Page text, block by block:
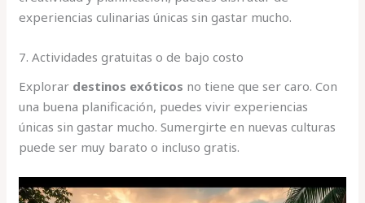
experiencias culinarias únicas sin gastar mucho.
7. Actividades gratuitas o de bajo costo
Explorar destinos exóticos no tiene que ser caro. Con
una buena planificación, puedes vivir experiencias
únicas sin gastar mucho. Sumergirte en nuevas culturas
puede ser muy barato o incluso gratis.